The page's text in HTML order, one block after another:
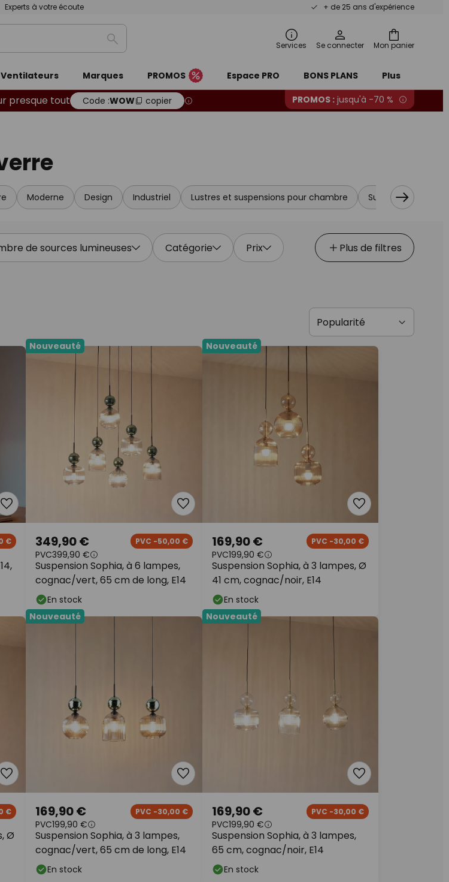
Experts à votre écoute + de 25 ans d'expérience
Mon panier
Rechercher Services Se connecter
Ventilateurs Marques PROMOS Espace PRO BONS PLANS Plus
presque tout Code :WOW copier PROMOS : jusqu'à -70 %
Moderne Design Industriel Lustres et suspensions pour chambre Suspensions et
de sources lumineuses Catégorie Prix Plus de filtres
€
Nouveauté
Suspension Sophia, à 6 lampes,
cognac/vert, 65 cm de long, E14
349,90 € PVC -50,00 €
PVC399,90 €
En stock
Nouveauté
Suspension Sophia, à 3 lampes, Ø
41 cm, cognac/noir, E14
169,90 € PVC -30,00 €
PVC199,90 €
En stock
Ø
€
Nouveauté
Suspension Sophia, à 3 lampes,
cognac/vert, 65 cm de long, E14
169,90 € PVC -30,00 €
PVC199,90 €
En stock
Nouveauté
Suspension Sophia, à 3 lampes,
65 cm, cognac/noir, E14
169,90 € PVC -30,00 €
PVC199,90 €
En stock